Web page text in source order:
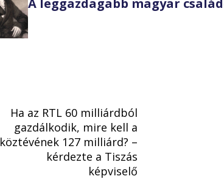
Ha az RTL 60 milliárdból
gazdálkodik, mire kell a
köztévének 127 milliárd? –
kérdezte a Tiszás
képviselő